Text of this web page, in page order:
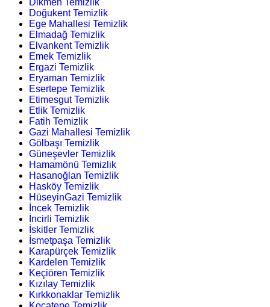
Dikmen Temizlik
Doğukent Temizlik
Ege Mahallesi Temizlik
Elmadağ Temizlik
Elvankent Temizlik
Emek Temizlik
Ergazi Temizlik
Eryaman Temizlik
Esertepe Temizlik
Etimesgut Temizlik
Etlik Temizlik
Fatih Temizlik
Gazi Mahallesi Temizlik
Gölbaşı Temizlik
Güneşevler Temizlik
Hamamönü Temizlik
Hasanoğlan Temizlik
Hasköy Temizlik
HüseyinGazi Temizlik
İncek Temizlik
İncirli Temizlik
İskitler Temizlik
İsmetpaşa Temizlik
Karapürçek Temizlik
Kardelen Temizlik
Keçiören Temizlik
Kızılay Temizlik
Kırkkonaklar Temizlik